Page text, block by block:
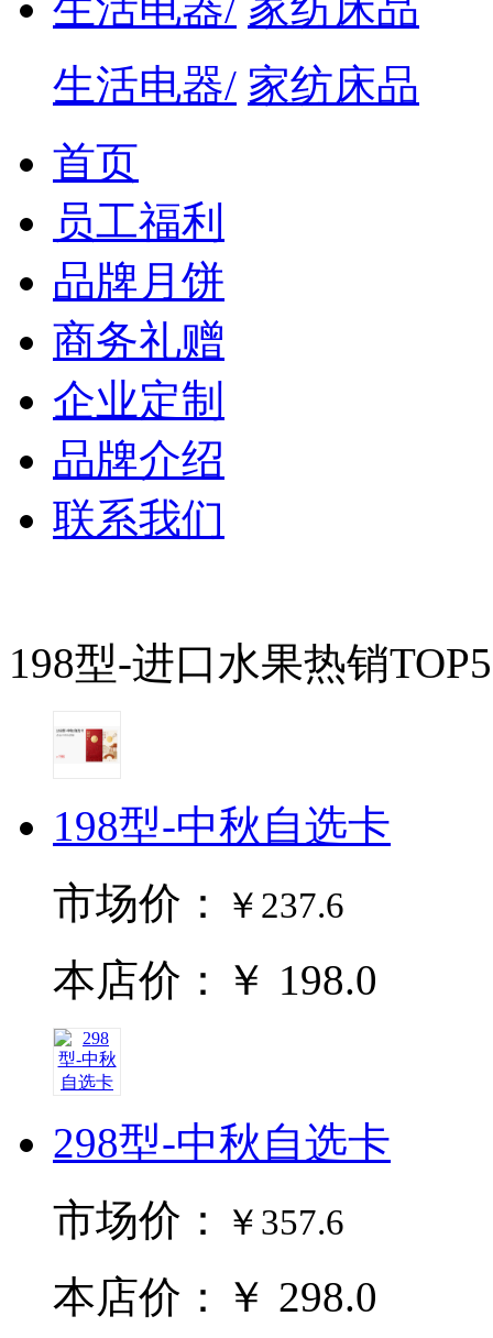
生活电器/ 家纺床品
首页
员工福利
品牌月饼
商务礼赠
企业定制
品牌介绍
联系我们
198型-进口水果热销TOP5
198型-中秋自选卡
市场价：
￥237.6
本店价：￥ 198.0
298型-中秋自选卡
市场价：
￥357.6
本店价：￥ 298.0